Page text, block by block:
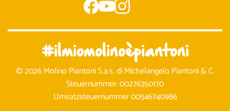
#ilmiomolinoèpiantoni
© 2026 Molino Piantoni S.a.s. di Michelangelo Piantoni & C.
Steuernummer: 00276350170
Umsatzsteuernummer 00546740986